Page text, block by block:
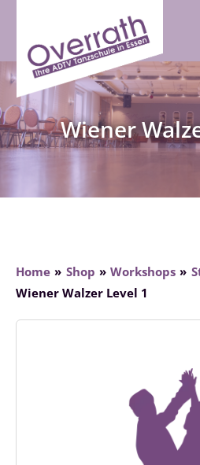
content
Wiener
Home Shop Workshops
Wiener Walzer Level 1